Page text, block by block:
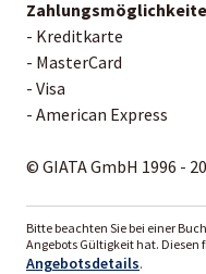
- Kreditkarte
- MasterCard
- Visa
- American Express
© GIATA GmbH 1996 -
Bitte beachten Sie bei einer
Angebots Gültigkeit hat. Diesen
Angebotsdetails.